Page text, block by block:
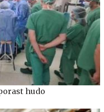
hudo